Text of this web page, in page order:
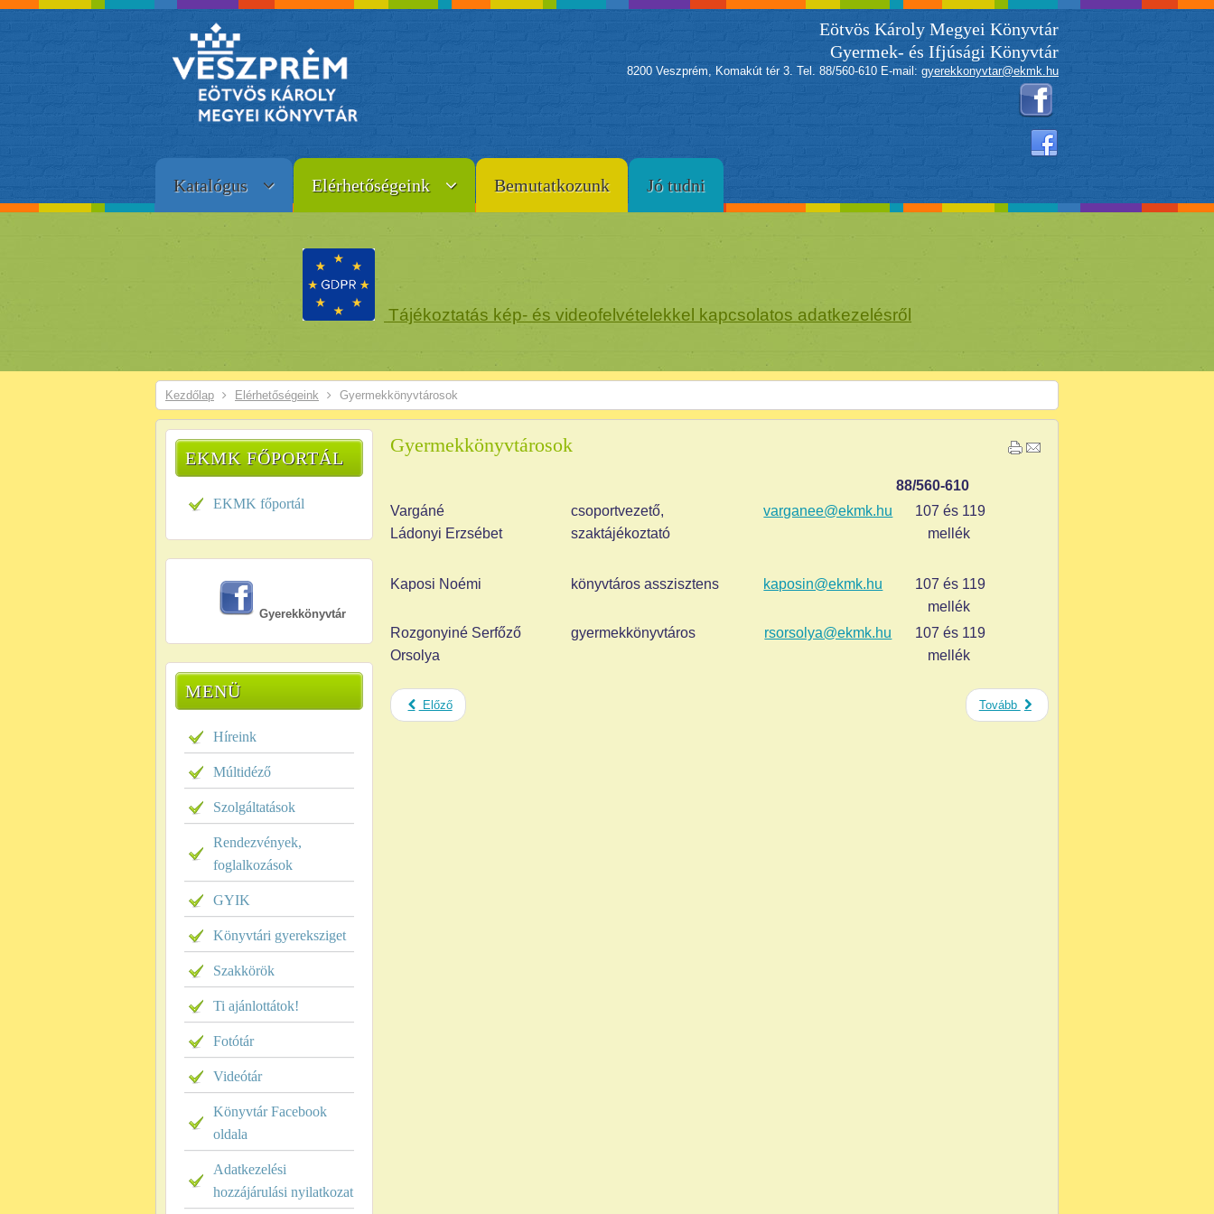
Eötvös Károly Megyei Könyvtár
Gyermek- és Ifjúsági Könyvtár
8200 Veszprém, Komakút tér 3. Tel. 88/560-610 E-mail: gyerekkonyvtar@ekmk.hu
Katalógus Elérhetőségeink Bemutatkozunk Jó tudni
Tájékoztatás kép- és videofelvételekkel kapcsolatos adatkezelésről
Kezdőlap Elérhetőségeink Gyermekkönyvtárosok
EKMK FŐPORTÁL
EKMK főportál
Gyerekkönyvtár
MENÜ
Híreink
Múltidéző
Szolgáltatások
Rendezvények,
foglalkozások
GYIK
Könyvtári gyereksziget
Szakkörök
Ti ajánlottátok!
Fotótár
Videótár
Könyvtár Facebook
oldala
Adatkezelési
hozzájárulási nyilatkozat
Gyermekkönyvtárosok
Vargáné
Ládonyi Erzsébet
csoportvezető,
szaktájékoztató
varganee@ekmk.hu
88/560-610
107 és 119
mellék
Kaposi Noémi könyvtáros asszisztens kaposin@ekmk.hu
107 és 119
mellék
Rozgonyiné Serfőző
Orsolya
gyermekkönyvtáros rsorsolya@ekmk.hu
107 és 119
mellék
Előző Tovább